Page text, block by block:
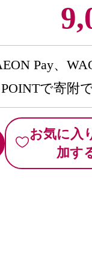
Pay、
で寄附
お気に入
加す